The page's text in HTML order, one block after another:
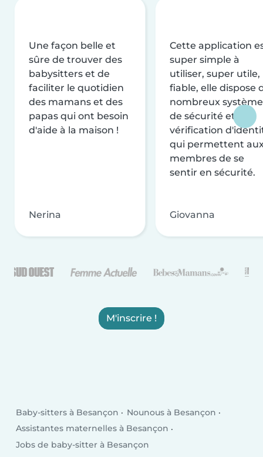
Une façon belle et
sûre de trouver des
babysitters et de
faciliter le quotidien
des mamans et des
papas qui ont besoin
d'aide à la maison !
Nerina
Cette application
super simple à
utiliser, super utile,
fiable, elle dispose
nombreux
de sécurité et de
vérification
qui permettent
membres de se
sentir en sécurité.
Giovanna
M'inscrire !
Baby-sitters à Besançon
Nounous à Besançon
Assistantes maternelles à Besançon
Jobs de baby-sitter à Besançon